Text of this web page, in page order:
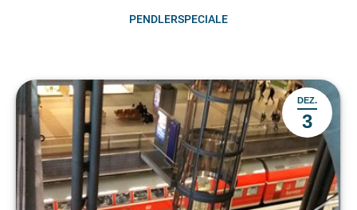
PENDLERSPECIALE
DEZ.
3